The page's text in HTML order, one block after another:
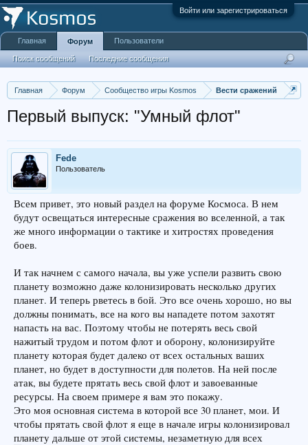
Войти или зарегистрироваться
Главная Форум Сообщество игры Kosmos Вести сражений
Первый выпуск: "Умный флот"
Fede
Пользователь
Всем привет, это новый раздел на форуме Космоса. В нем
будут освещаться интересные сражения во вселенной, а так
же много информации о тактике и хитростях проведения
боев.
И так начнем с самого начала, вы уже успели развить свою
планету возможно даже колонизировать несколько других
планет. И теперь рветесь в бой. Это все очень хорошо, но вы
должны понимать, все на кого вы нападете потом захотят
напасть на вас. Поэтому чтобы не потерять весь свой
нажитый трудом и потом флот и оборону, колонизируйте
планету которая будет далеко от всех остальных ваших
планет, но будет в доступности для полетов. На ней после
атак, вы будете прятать весь свой флот и завоеванные
ресурсы. На своем примере я вам это покажу.
Это моя основная система в которой все 30 планет, мои. И
чтобы прятать свой флот я еще в начале игры колонизировал
планету дальше от этой системы, незаметную для всех
Главная Форум
Поиск сообщений Последние сообщения
Пользователи